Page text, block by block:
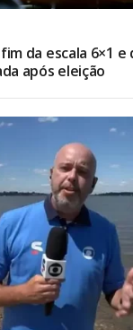
da escala 6×1
após eleição